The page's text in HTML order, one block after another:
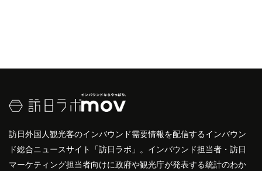
訪日外国人観光客のインバウンド需要情報を配信するインバウン
ド総合ニュースサイト「訪日ラボ」。インバウンド担当者・訪日
マーケティング担当者向けに政府や観光庁が発表する統計のわか